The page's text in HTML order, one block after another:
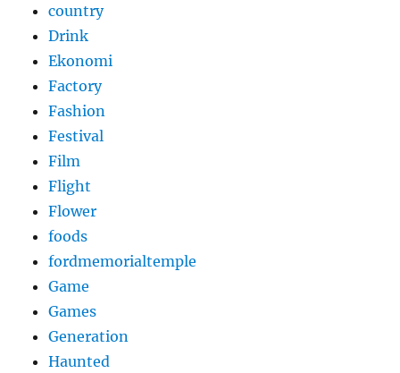
country
Drink
Ekonomi
Factory
Fashion
Festival
Film
Flight
Flower
foods
fordmemorialtemple
Game
Games
Generation
Haunted